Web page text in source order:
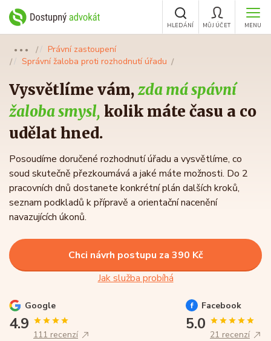
MENU
MŮJ ÚČET
HLEDÁNÍ
●●●
Právní zastoupení
Správní žaloba proti rozhodnutí úřadu
Vysvětlíme vám,zda má spávní
žaloba smysl, kolik máte času a co
udělat hned.
Posoudíme doručené rozhodnutí úřadu a vysvětlíme, co
soud skutečně přezkoumává a jaké máte možnosti. Do 2
pracovních dnů dostanete konkrétní plán dalších kroků,
seznam podkladů k přípravě a orientační nacenění
navazujících úkonů.
Chci návrh postupu za 390 Kč
Jak služba probíhá
Google
4.9
111 recenzí
Facebook
5.0
21 recenzí